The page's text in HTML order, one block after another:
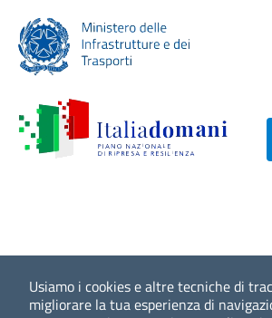
Usiamo i cookies e altre tecniche di
migliorare la tua esperienza di